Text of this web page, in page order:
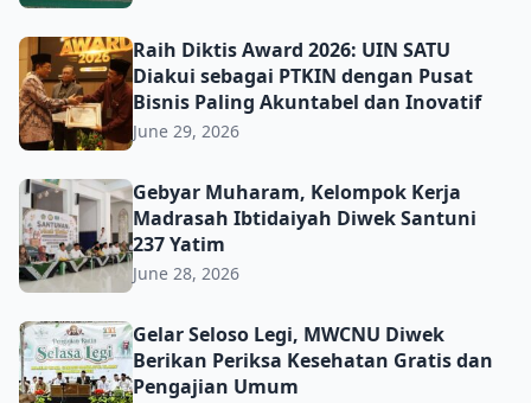
Raih Diktis Award 2026: UIN SATU Diakui sebagai
Raih Diktis Award 2026: UIN SATU
Diakui sebagai PTKIN dengan Pusat
Bisnis Paling Akuntabel dan Inovatif
June 29, 2026
Gebyar Muharam, Kelompok Kerja Madrasah Ibtidaiyah
Gebyar Muharam, Kelompok Kerja
Madrasah Ibtidaiyah Diwek Santuni
237 Yatim
June 28, 2026
Gelar Seloso Legi, MWCNU Diwek Berikan Periksa
Gelar Seloso Legi, MWCNU Diwek
Berikan Periksa Kesehatan Gratis dan
Pengajian Umum